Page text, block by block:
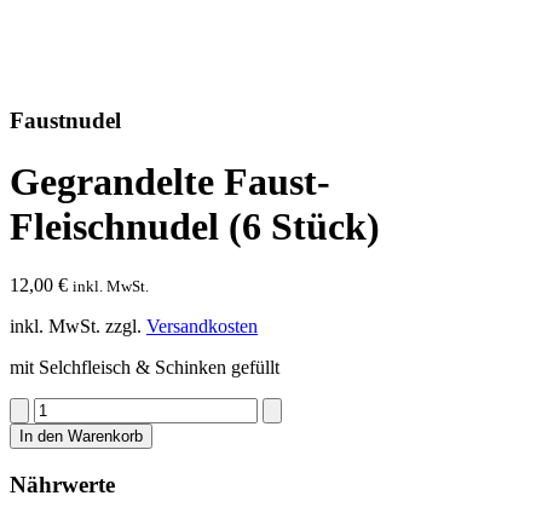
Faustnudel
Gegrandelte Faust-
Fleischnudel (6 Stück)
12,00 € inkl. MwSt.
inkl. MwSt. zzgl. Versandkosten
mit Selchfleisch & Schinken gefüllt
Gegrandelte
Faust-
Fleischnudel
(6
Stück)
In den Warenkorb
Nährwerte